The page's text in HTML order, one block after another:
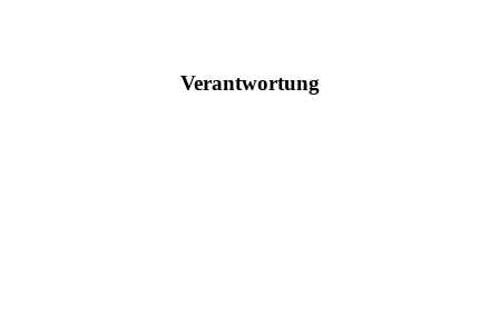
Verantwortung